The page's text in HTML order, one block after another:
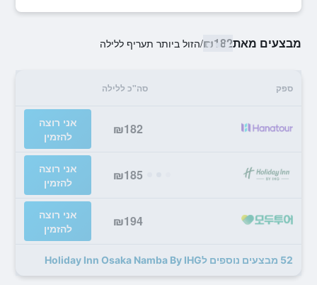
מבצעים מאת₪182
/הזול ביותר תעריף ללילה
ספק סה"כ ללילה
₪182
אני רוצה
להזמין
₪185
אני רוצה
להזמין
₪194
אני רוצה
להזמין
52 מבצעים נוספים לHoliday Inn Osaka Namba By IHG